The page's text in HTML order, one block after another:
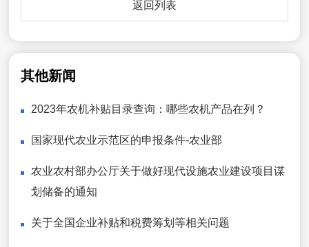
返回列表
其他新闻
2023年农机补贴目录查询：哪些农机产品在列？
国家现代农业示范区的申报条件-农业部
农业农村部办公厅关于做好现代设施农业建设项目谋
划储备的通知
关于全国企业补贴和税费筹划等相关问题